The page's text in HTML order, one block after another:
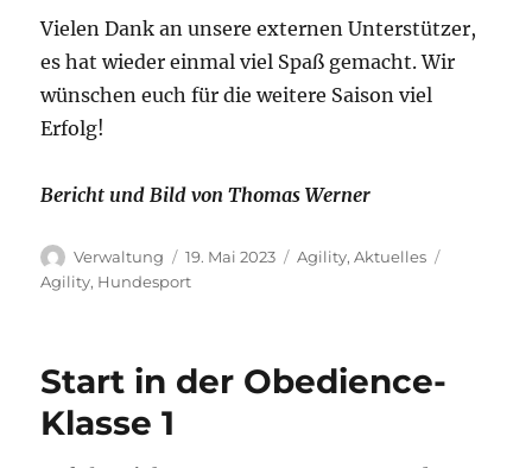
Vielen Dank an unsere externen Unterstützer,
es hat wieder einmal viel Spaß gemacht. Wir
wünschen euch für die weitere Saison viel
Erfolg!
Bericht und Bild von Thomas Werner
Autor
Verwaltung
Veröffentlicht
am
19. Mai 2023 Kategorien
Agility,Aktuelles
Agility, Hundesport
Start in der Obedience-
Klasse 1